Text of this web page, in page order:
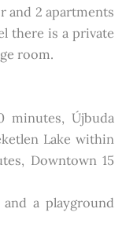
and 2 apartments
there is a private
room.
minutes, Újbuda
Lake within
Downtown 15
and a playground